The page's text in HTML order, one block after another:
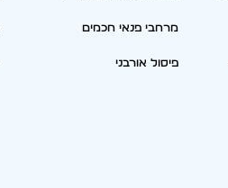
מרחבי פנאי חכמים
פיסול אורבני